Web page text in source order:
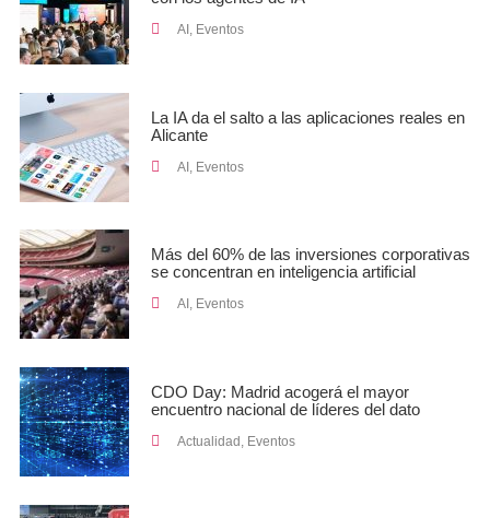
AI, Eventos
La IA da el salto a las aplicaciones reales en
Alicante
AI Eventos
Más del 60% de las inversiones corporativas
se concentran en inteligencia artificial
AI , Eventos
CDO Day: Madrid acogerá el mayor
encuentro nacional de líderes del dato
Actualidad, Eventos